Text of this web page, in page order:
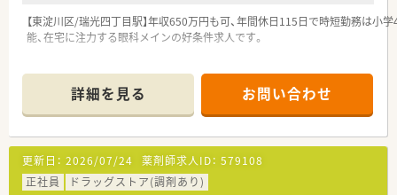
【東淀川区/瑞光四丁目駅】年収650万円も可、年間休日115日で時短勤務は小
能、在宅に注力する眼科メインの好条件求人です。
【求人のポイント】
■＜若手でも高年収＞未経験でも年収500万円から相談可能です。
■＜時短勤務を拡大＞小学4年生の3月まで時短勤務が可能です。
■＜安心の運転支援＞ペーパードライバー講習を会社負担で受講できます。
■＜眼科メイン応需＞専門性の高いスキルをじっくり身につけられます。
■＜急募の好条件＞在宅数急増に伴う増員のため今がチャンスです。
詳細を見る お問い合わせ
更新日： 2026/07/24 薬剤師求人ID： 579108
正社員
ドラッグストア(調剤あり)